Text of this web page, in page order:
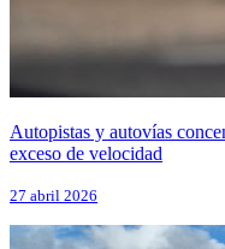
Autopistas y autovías
exceso de velocidad
27 abril 2026